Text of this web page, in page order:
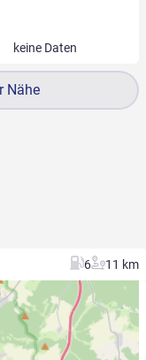
keine Daten
Nähe
6 11 km